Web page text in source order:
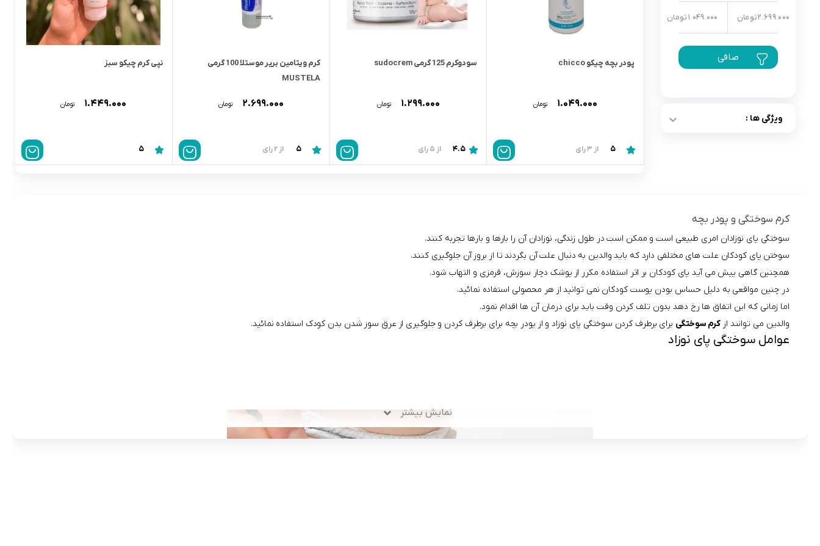
لباس و اکسسوری
1.049.000 تومان 2.699.000 تومان
صافی
ویژگی ها :
پودر بچه چیکو chicco
۱.۰۴۹.۰۰۰ تومان
5 از 3 رای
سودوکرم 125 گرمى sudocrem
۱.۲۹۹.۰۰۰ تومان
4.5 از 5 رای
کرم ویتامین برير موستلا 100 گرمى
MUSTELA
۲.۶۹۹.۰۰۰ تومان
5 از 2 رای
نپی کرم چیکو سبز
۱.۴۴۹.۰۰۰ تومان
5
کرم سوختگی و پودر بچه
سوختگی پای نوزادان امری طبیعی است و ممکن است در طول زندگی، نوزادان آن را بارها و بارها تجربه کنند.
سوختن پای کودکان علت های مختلفی دارد که باید والدین به دنبال علت آن بگردند تا از بروز آن جلوگیری کنند.
همچنین گاهی پیش می آید پای کودکان بر اثر استفاده مکرر از پوشک دچار سوزش، قرمزی و التهاب شود.
در چنین مواقعی به دلیل حساس بودن پوست کودکان نمی توانید از هر محصولی استفاده نمائید.
اما زمانی که این اتفاق ها رخ دهد بدون تلف کردن وقت باید برای درمان آن ها اقدام نمود.
والدین می توانند از کرم سوختگی برای برطرف کردن سوختگی پای نوزاد و از پودر بچه برای برطرف کردن و جلوگیری از عرق سوز شدن بدن کودک استفاده نمائید.
عوامل سوختگی پای نوزاد
نمایش بیشتر